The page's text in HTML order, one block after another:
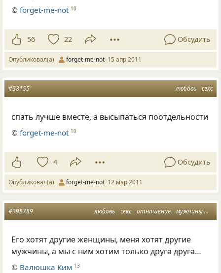
©forget-me-not 10
56 22 Обсудить
Опубликовал(а) forget-me-not 15 апр 2011
любовь секс
#38155
спать лучше вместе, а высыпаться поотдельности
©forget-me-not 10
4 Обсудить
Опубликовал(а) forget-me-not 12 мар 2011
любовь секс отношения мужчины
#398789
Его хотят другие женщины, меня хотят другие
мужчины, а мы с ним хотим только друга друга…
© Валюшка Ким 13